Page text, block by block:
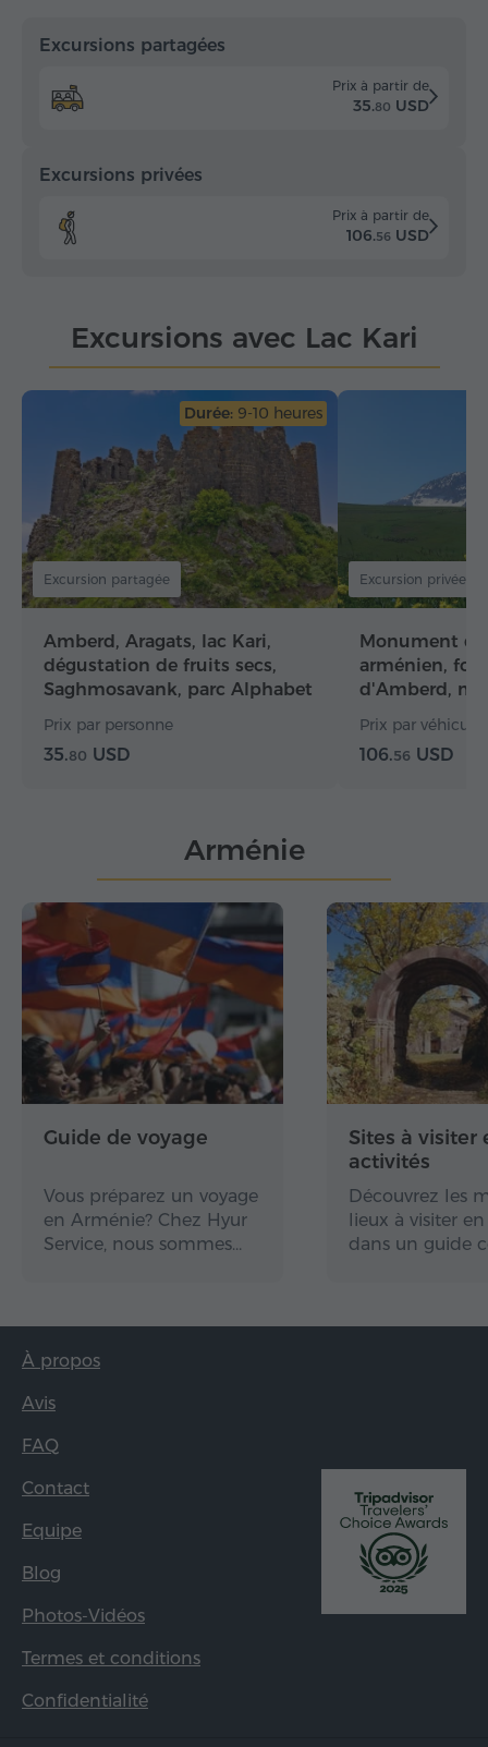
Excursions partagées
Prix à partir de
35.80 USD
Excursions privées
Prix à partir de
106.56 USD
Excursions avec Lac Kari
Durée: 9-10 heures
Excursion partagée
Amberd, Aragats, lac Kari,
dégustation de fruits secs,
Saghmosavank, parc Alphabet
Prix par personne
35.80 USD
Excursion privée
Monument
arménien,
d'Amberd,
Kari
Prix par véhicule
106.56 USD
Arménie
Guide de voyage
Vous préparez un voyage
en Arménie? Chez Hyur
Service, nous sommes…
Sites à visiter
activités
Découvrez les
lieux à visiter
dans un guide
À propos
Avis
FAQ
Contact
Equipe
Blog
Photos-Vidéos
Termes et conditions
Confidentialité